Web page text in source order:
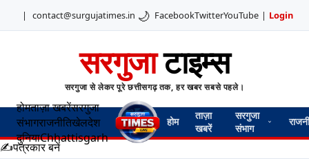
| contact@surgujatimes.in 🌙 FacebookTwitterYouTube | Login
सरगुजाटाइम्स
सरगुजा से लेकर पूरे छत्तीसगढ़ तक, हर खबर सबसे पहले।
होमताज़ा खबरेंसरगुजा
संभागराजनीतिखेलदेश
दुनियाChhattisgarh
होम
ताज़ा
खबरें
सरगुजा
संभाग
✍️पत्रकार बनें